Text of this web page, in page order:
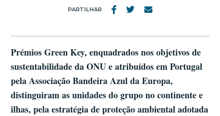
PARTILHAR
Prémios Green Key, enquadrados nos objetivos de
sustentabilidade da ONU e atribuídos em Portugal
pela Associação Bandeira Azul da Europa,
distinguiram as unidades do grupo no continente e
ilhas, pela estratégia de proteção ambiental adotada